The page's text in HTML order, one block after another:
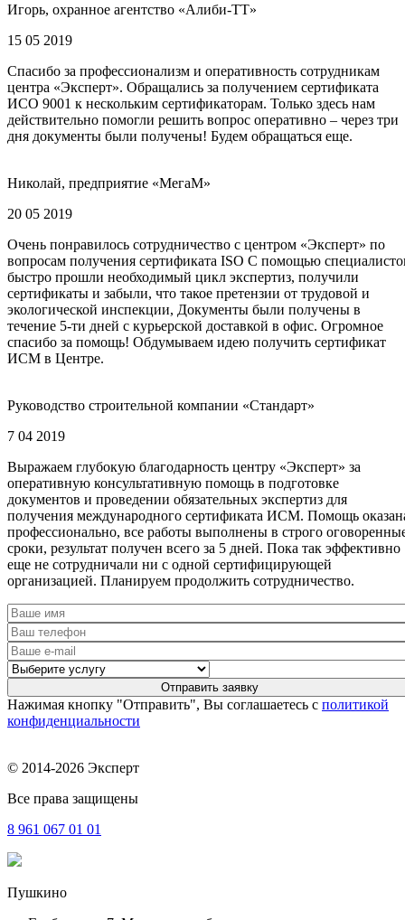
Игорь, охранное агентство «Алиби-ТТ»
15 05 2019
Спасибо за профессионализм и оперативность сотрудникам
центра «Эксперт». Обращались за получением сертификата
ИСО 9001 к нескольким сертификаторам. Только здесь нам
действительно помогли решить вопрос оперативно – через три
дня документы были получены! Будем обращаться еще.
Николай, предприятие «МегаМ»
20 05 2019
Очень понравилось сотрудничество с центром «Эксперт» по
вопросам получения сертификата ISO С помощью
быстро прошли необходимый цикл экспертиз, получили
сертификаты и забыли, что такое претензии от трудовой и
экологической инспекции, Документы были получены в
течение 5-ти дней с курьерской доставкой в офис. Огромное
спасибо за помощь! Обдумываем идею получить сертификат
ИСМ в Центре.
Руководство строительной компании «Стандарт»
7 04 2019
Выражаем глубокую благодарность центру «Эксперт» за
оперативную консультативную помощь в подготовке
документов и проведении обязательных экспертиз для
получения международного сертификата ИСМ. Помощь
профессионально, все работы выполнены в строго
сроки, результат получен всего за 5 дней. Пока так эффективно
еще не сотрудничали ни с одной сертифицирующей
организацией. Планируем продолжить сотрудничество.
Нажимая кнопку "Отправить", Вы соглашаетесь с политикой
конфиденциальности
© 2014-2026 Эксперт
Все права защищены
8 961 067 01 01
Пушкино